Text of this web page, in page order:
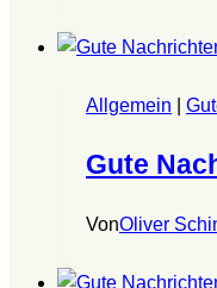
Allgemein
Gute
VonOliver